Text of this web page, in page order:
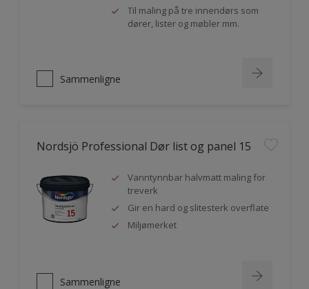
Til maling på tre innendørs som
dører, lister og møbler mm.
Sammenligne
Nordsjö Professional Dør list og panel 15
Vanntynnbar halvmatt maling for
treverk
Gir en hard og slitesterk overflate
Miljømerket
Sammenligne